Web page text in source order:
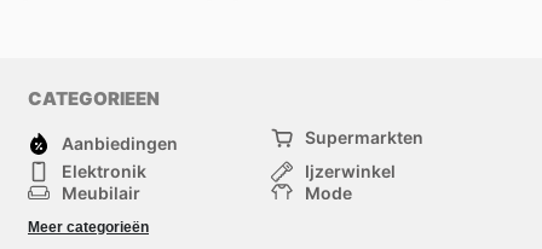
CATEGORIEEN
Aanbiedingen
Supermarkten
Elektronik
Ijzerwinkel
Meubilair
Mode
Schoonheid
Meer categorieën